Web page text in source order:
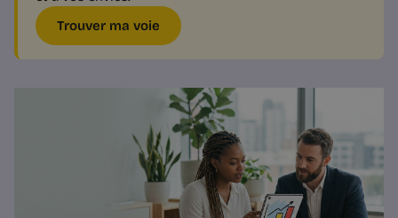
Trouver ma voie